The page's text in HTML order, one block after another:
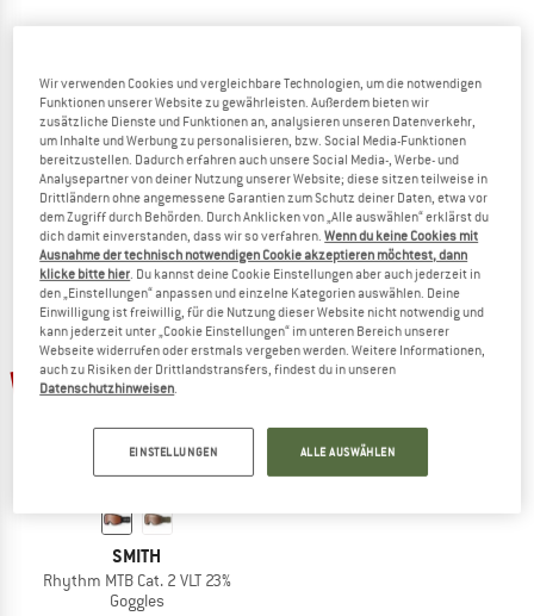
SMITH
Squad MTB Cat. 0 VLT 89%
Velobrille
CHF 109.95CHF 76.97
(0)
SMITH
Rhythm MTB Cat. 0 VLT 90%
Goggles
CHF 104.95CHF 73.47
(0)
bis 30%
SMITH
Rhythm MTB Cat. 2 VLT 23%
Goggles
Wir verwenden Cookies und vergleichbare Technologien, um die notwendigen
Funktionen unserer Website zu gewährleisten. Außerdem bieten wir
zusätzliche Dienste und Funktionen an, analysieren unseren Datenverkehr,
um Inhalte und Werbung zu personalisieren, bzw. Social Media-Funktionen
bereitzustellen. Dadurch erfahren auch unsere Social Media-, Werbe- und
Analysepartner von deiner Nutzung unserer Website; diese sitzen teilweise in
Drittländern ohne angemessene Garantien zum Schutz deiner Daten, etwa vor
dem Zugriff durch Behörden. Durch Anklicken von „Alle auswählen“ erklärst du
dich damit einverstanden, dass wir so verfahren.Wenn du keine Cookies mit
Ausnahme der technisch notwendigen Cookie akzeptieren möchtest, dann
klicke bitte hier. Du kannst deine Cookie Einstellungen aber auch jederzeit in
den „Einstellungen“ anpassen und einzelne Kategorien auswählen. Deine
Einwilligung ist freiwillig, für die Nutzung dieser Website nicht notwendig und
kann jederzeit unter „Cookie Einstellungen“ im unteren Bereich unserer
Webseite widerrufen oder erstmals vergeben werden. Weitere Informationen,
auch zu Risiken der Drittlandstransfers, findest du in unseren
Datenschutzhinweisen.
EINSTELLUNGEN ALLE AUSWÄHLEN